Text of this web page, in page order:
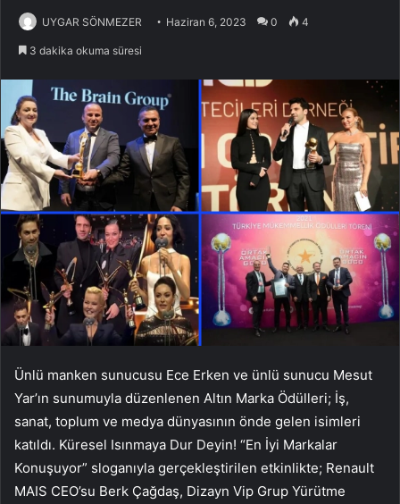
UYGAR SÖNMEZER Haziran 6, 2023 0 4
3 dakika okuma süresi
Ünlü manken sunucusu Ece Erken ve ünlü sunucu Mesut
Yar’ın sunumuyla düzenlenen Altın Marka Ödülleri; İş,
sanat, toplum ve medya dünyasının önde gelen isimleri
katıldı. Küresel Isınmaya Dur Deyin! “En İyi Markalar
Konuşuyor” sloganıyla gerçekleştirilen etkinlikte; Renault
MAIS CEO’su Berk Çağdaş, Dizayn Vip Grup Yürütme